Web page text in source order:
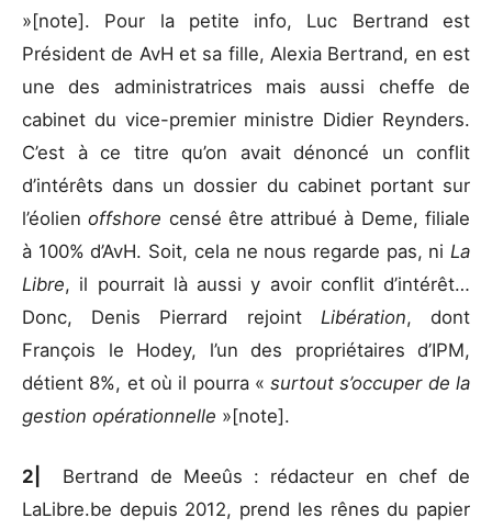
»[note]. Pour la petite info, Luc Bertrand est
Président de AvH et sa fille, Alexia Bertrand, en est
une des administratrices mais aussi cheffe de
cabinet du vice-premier ministre Didier Reynders.
C’est à ce titre qu’on avait dénoncé un conflit
d’intérêts dans un dossier du cabinet portant sur
l’éolienoffshore censé être attribué à Deme, filiale
à 100% d’AvH. Soit, cela ne nous regarde pas, ni La
Libre, il pourrait là aussi y avoir conflit d’intérêt…
Donc, Denis Pierrard rejoint Libération, dont
François le Hodey, l’un des propriétaires d’IPM,
détient 8%, et où il pourra «surtout s’occuper de la
gestion opérationnelle »[note].
2|
Bertrand de Meeûs : rédacteur en chef de
LaLibre.be depuis 2012, prend les rênes du papier